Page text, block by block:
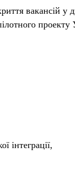
інтеграції,